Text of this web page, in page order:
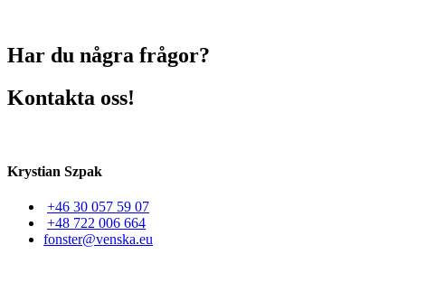
Har du några frågor?
Kontakta oss!
Krystian Szpak
+46 30 057 59 07
+48 722 006 664
fonster@venska.eu